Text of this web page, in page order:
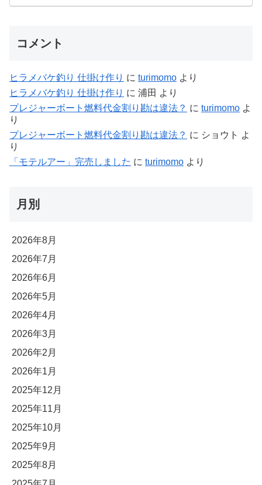
コメント
ヒラメバケ釣り 仕掛け作り に turimomo より
ヒラメバケ釣り 仕掛け作り に 浦田 より
プレジャーボート燃料代金割り勘は違法？ に turimomo よ
り
プレジャーボート燃料代金割り勘は違法？ に ショウト よ
り
「モテルアー」完売しました に turimomo より
月別
2026年8月
2026年7月
2026年6月
2026年5月
2026年4月
2026年3月
2026年2月
2026年1月
2025年12月
2025年11月
2025年10月
2025年9月
2025年8月